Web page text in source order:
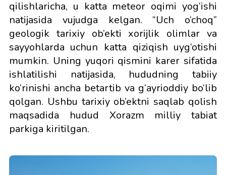
qilishlaricha, u katta meteor oqimi yog‘ishi
natijasida vujudga kelgan. “Uch o‘choq”
geologik tarixiy ob’ekti xorijlik olimlar va
sayyohlarda uchun katta qiziqish uyg‘otishi
mumkin. Uning yuqori qismini karer sifatida
ishlatilishi natijasida, hududning tabiiy
ko‘rinishi ancha betartib va g‘ayrioddiy bo‘lib
qolgan. Ushbu tarixiy ob’ektni saqlab qolish
maqsadida hudud Xorazm milliy tabiat
parkiga kiritilgan.